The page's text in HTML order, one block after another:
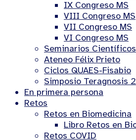
IX Congreso MS
VIII Congreso MS
VII Congreso MS
VI Congreso MS
Seminarios Científicos
Ateneo Félix Prieto
Ciclos QUAES-Fisabio
Simposio Teragnosis
En primera persona
Retos
Retos en Biomedicina
Libro Retos en
Retos COVID